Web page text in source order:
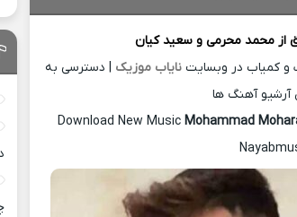
از محمد محرمیو سعید کیان
و کمیاب در وبسایتنایاب موزیک | دسترسی به
آرشیو آهنگ ها
Download New MusicMohammad